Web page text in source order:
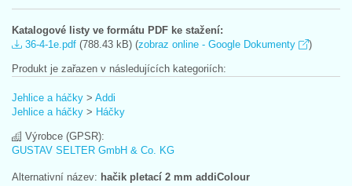
Katalogové listy ve formátu PDF ke stažení:
36-4-1e.pdf (788.43 kB) (zobraz online - Google Dokumenty )
Produkt je zařazen v následujících kategoriích:
Jehlice a háčky > Addi
Jehlice a háčky > Háčky
Výrobce (GPSR):
GUSTAV SELTER GmbH & Co. KG
Alternativní název: hačik pletací 2 mm addiColour